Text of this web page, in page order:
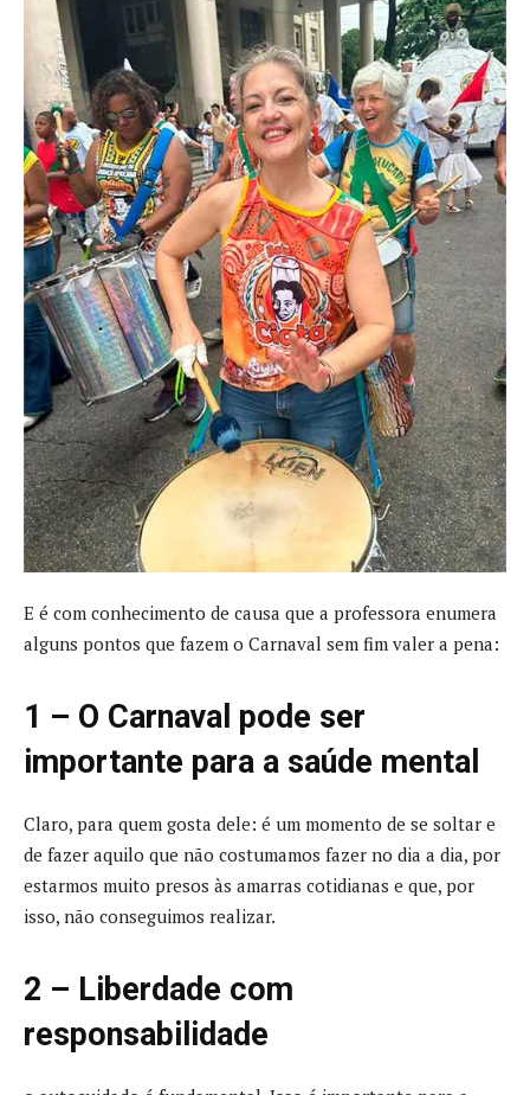
E é com conhecimento de causa que a professora enumera
alguns pontos que fazem o Carnaval sem fim valer a pena:
1 – O Carnaval pode ser
importante para a saúde mental
Claro, para quem gosta dele: é um momento de se soltar e
de fazer aquilo que não costumamos fazer no dia a dia, por
estarmos muito presos às amarras cotidianas e que, por
isso, não conseguimos realizar.
2 – Liberdade com
responsabilidade